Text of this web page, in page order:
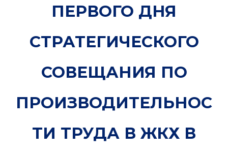
ПЕРВОГО ДНЯ
СТРАТЕГИЧЕСКОГО
СОВЕЩАНИЯ ПО
ПРОИЗВОДИТЕЛЬНОС
ТИ ТРУДА В ЖКХ В